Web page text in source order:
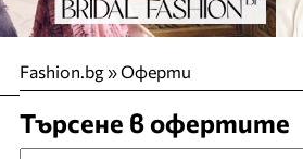
Fashion.bg»Оферти
Търсене в офертите